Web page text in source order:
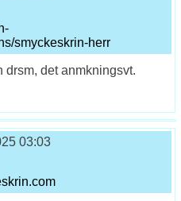
smyckeskrin-herr
drsm, det anmkningsvt.
03:03